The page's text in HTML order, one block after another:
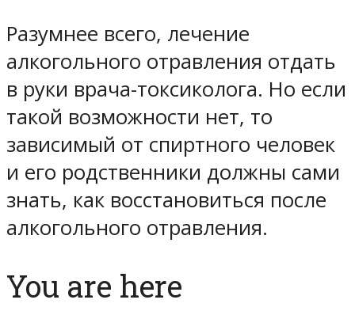
Разумнее всего, лечение
алкогольного отравления отдать
в руки врача-токсиколога. Но если
такой возможности нет, то
зависимый от спиртного человек
и его родственники должны сами
знать, как восстановиться после
алкогольного отравления.
You are here